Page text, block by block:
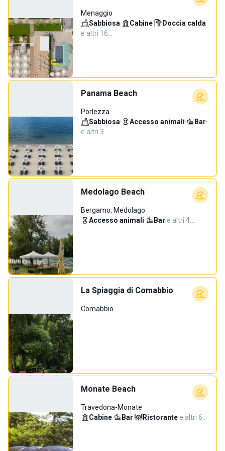
Menaggio
Sabbiosa· Cabine· Doccia calda·
e altri 16…
Panama Beach
Porlezza
Sabbiosa· Accesso animali· Bar·
e altri 3…
Medolago Beach
Bergamo, Medolago
Accesso animali· Bar·e altri 4…
La Spiaggia di Comabbio
Comabbio
Monate Beach
Travedona-Monate
Cabine· Bar· Ristorante·e altri 6…